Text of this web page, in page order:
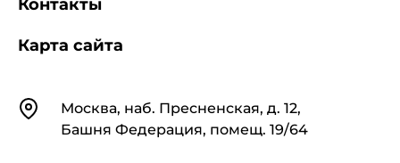
КонтактыМосква, наб. Пресненская, д. 12,
Башня Федерация, помещ. 19/64
Контакты
Карта сайта